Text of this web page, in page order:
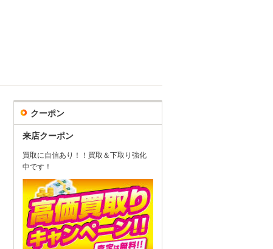
クーポン
来店クーポン
買取に自信あり！！買取＆下取り強化
中です！